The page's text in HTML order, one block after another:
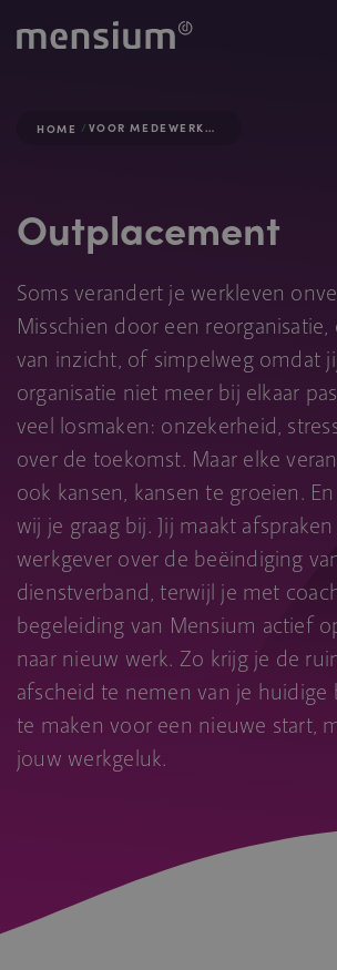
HOME VOOR MEDEWERKERS
Outplacement
Soms verandert je werkleven
Misschien door een reorganisatie,
van inzicht, of simpelweg omdat
organisatie niet meer bij elkaar
veel losmaken: onzekerheid,
over de toekomst. Maar elke
ook kansen, kansen te groeien.
wij je graag bij. Jij maakt
werkgever over de beëindiging
dienstverband, terwijl je met
begeleiding van Mensium actief
naar nieuw werk. Zo krijg je de
afscheid te nemen van je huidige
te maken voor een nieuwe start,
jouw werkgeluk.